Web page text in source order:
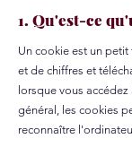
1. Qu'est-ce
Un cookie est un
et de chiffres et
lorsque vous
général, les cookies
reconnaître